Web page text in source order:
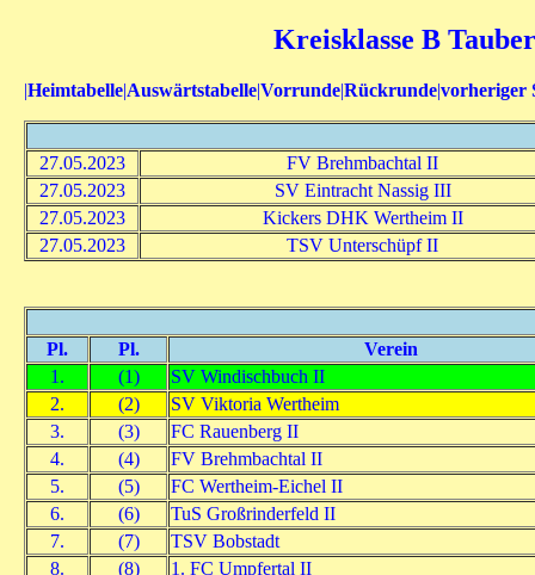
Kreisklasse B
|Heimtabelle|Auswärtstabelle|Vorrunde|Rückrunde|vorheriger
27.05.2023
FV Brehmbachtal II
27.05.2023
SV Eintracht Nassig III
27.05.2023
Kickers DHK Wertheim II
27.05.2023
TSV Unterschüpf II
Pl. Pl.
Verein
1.
(1)
SV Windischbuch II
2.
(2)
SV Viktoria Wertheim
3.
(3)
FC Rauenberg II
4.
(4)
FV Brehmbachtal II
5.
(5)
FC Wertheim-Eichel II
6.
(6)
TuS Großrinderfeld II
7.
(7)
TSV Bobstadt
8.
(8)
1. FC Umpfertal II